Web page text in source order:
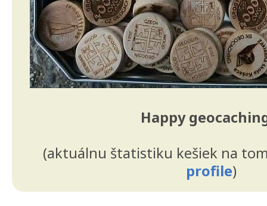
Happy
(aktuálnu štatistiku kešiek na
profile)